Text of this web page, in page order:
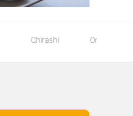
Chirashi Onigiri